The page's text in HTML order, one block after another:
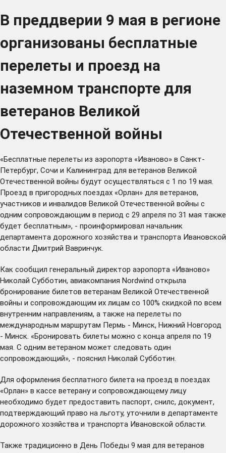
В преддверии 9 мая в регионе
организованы бесплатные
перелеты и проезд на
наземном транспорте для
ветеранов Великой
Отечественной войны
«Бесплатные перелеты из аэропорта «Иваново» в Санкт-
Петербург, Сочи и Калининград для ветеранов Великой
Отечественной войны будут осуществляться с 1 по 19 мая.
Проезд в пригородных поездах «Орлан» для ветеранов,
участников и инвалидов Великой Отечественной войны с
одним сопровождающим в период с 29 апреля по 31 мая также
будет бесплатным», - проинформировал начальник
департамента дорожного хозяйства и транспорта Ивановской
области Дмитрий Вавринчук.
Как сообщил генеральный директор аэропорта «Иваново»
Николай Субботин, авиакомпания Nordwind открыла
бронирование билетов ветеранам Великой Отечественной
войны и сопровождающим их лицам со 100% скидкой по всем
внутренним направлениям, а также на перелеты по
международным маршрутам Пермь - Минск, Нижний Новгород
- Минск. «Бронировать билеты можно с конца апреля по 19
мая. С одним ветераном может следовать один
сопровождающий», - пояснил Николай Субботин.
Для оформления бесплатного билета на проезд в поездах
«Орлан» в кассе ветерану и сопровождающему лицу
необходимо будет предоставить паспорт, снилс, документ,
подтверждающий право на льготу, уточнили в департаменте
дорожного хозяйства и транспорта Ивановской области.
Также традиционно в День Победы 9 мая для ветеранов